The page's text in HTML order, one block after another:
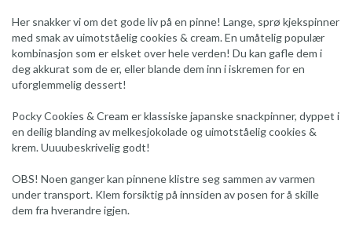
Her snakker vi om det gode liv på en pinne! Lange, sprø kjekspinner
med smak av uimotståelig cookies & cream. En umåtelig populær
kombinasjon som er elsket over hele verden! Du kan gafle dem i
deg akkurat som de er, eller blande dem inn i iskremen for en
uforglemmelig dessert!
Pocky Cookies & Cream er klassiske japanske snackpinner, dyppet i
en deilig blanding av melkesjokolade og uimotståelig cookies &
krem. Uuuubeskrivelig godt!
OBS! Noen ganger kan pinnene klistre seg sammen av varmen
under transport. Klem forsiktig på innsiden av posen for å skille
dem fra hverandre igjen.